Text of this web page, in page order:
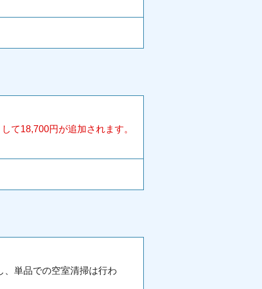
て18,700円が追加されます。
、単品での空室清掃は行わ